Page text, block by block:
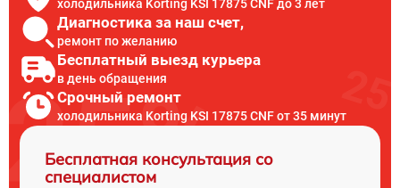
холодильника Korting KSI 17875 CNF до 3 лет
Диагностика за наш счет,
ремонт по желанию
Бесплатный выезд курьера
в день обращения
Срочный ремонт
холодильника Korting KSI 17875 CNF от 35 минут
Бесплатная консультация со
специалистом